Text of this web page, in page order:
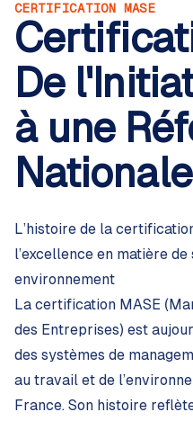
CERTIFICATION MASE
De
à une
Nationale
L’histoire de la
l’excellence en matière
environnement
La certification MASE
des Entreprises) est
des systèmes de
au travail et de
France. Son histoire